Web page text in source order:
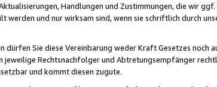
Handlungen und Zustimmungen, die wir
werden und nur wirksam sind, wenn sie schriftlich durch
Sie diese Vereinbarung weder Kraft Gesetzes noch
jeweilige Rechtsnachfolger und Abtretungsempfänger
und kommt diesen zugute.